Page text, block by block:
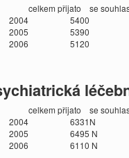
celkem přijato
se
2004
5400
2005
5390
2006
5120
celkem přijato
se
2004
6331N
2005
6495 N
2006
6110 N